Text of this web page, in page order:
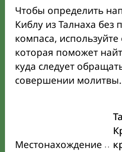
Чтобы определить
Киблу из Талнаха без
компаса,
которая поможет
куда следует
совершении молитвы.
Местонахождение